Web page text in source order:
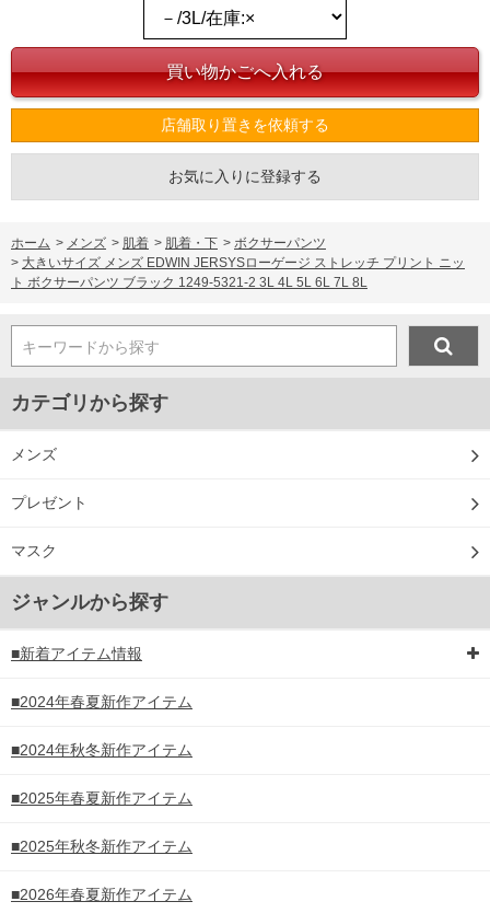
店舗取り置きを依頼する
お気に入りに登録する
ホーム > メンズ > 肌着 > 肌着・下 > ボクサーパンツ
> 大きいサイズ メンズ EDWIN JERSYSローゲージ ストレッチ プリント ニッ
ト ボクサーパンツ ブラック 1249-5321-2 3L 4L 5L 6L 7L 8L
キーワードから探す
カテゴリから探す
メンズ
プレゼント
マスク
ジャンルから探す
■新着アイテム情報
■2024年春夏新作アイテム
■2024年秋冬新作アイテム
■2025年春夏新作アイテム
■2025年秋冬新作アイテム
■2026年春夏新作アイテム